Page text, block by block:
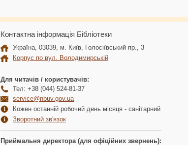
Контактна інформація Бібліотеки
Україна, 03039, м. Київ, Голосіївський пр., 3
Корпус по вул. Володимирській
Для читачів / користувачів:
Тел: +38 (044) 524-81-37
service@nbuv.gov.ua
Кожен останній робочий день місяця - санітарний
Зворотний зв'язок
Приймальня директора (для офіційних звернень):